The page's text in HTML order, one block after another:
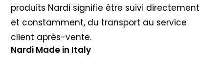
produits Nardi signifie être suivi directement
et constamment, du transport au service
client après-vente.
Nardi Made in Italy